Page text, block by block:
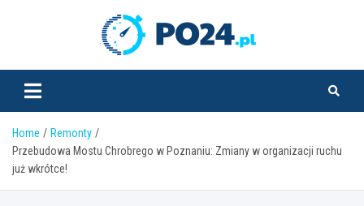
Home
Remonty
Przebudowa Mostu Chrobrego w Poznaniu: Zmiany w organizacji ruchu
już wkrótce!